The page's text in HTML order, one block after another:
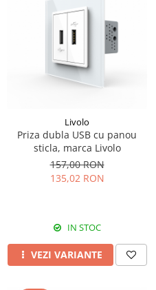
Livolo
Priza dubla USB cu panou
sticla, marca Livolo
157,00 RON
135,02 RON
IN STOC
VEZI VARIANTE